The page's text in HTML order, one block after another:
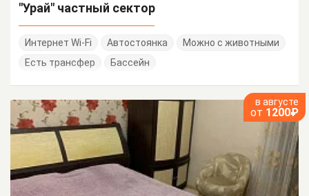
"Урай" частный сектор
Интернет Wi-Fi Автостоянка
Можно с животными
Есть трансфер
Бассейн
в августе
от 1200₽